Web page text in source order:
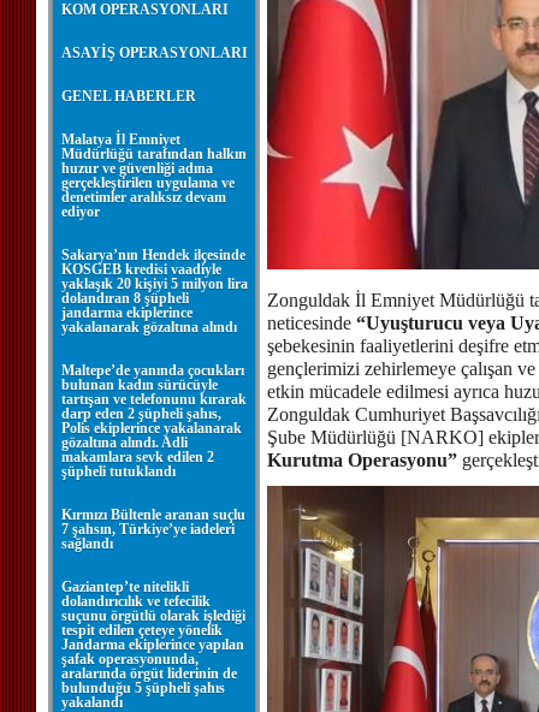
KOM OPERASYONLARI
ASAYİŞ OPERASYONLARI
GENEL HABERLER
Malatya İl Emniyet
Müdürlüğü tarafından halkın
huzur ve güvenliği adına
gerçekleştirilen uygulama ve
denetimler aralıksız devam
ediyor
Sakarya’nın Hendek ilçesinde
KOSGEB kredisi vaadiyle
yaklaşık 20 kişiyi 5 milyon lira
dolandıran 8 şüpheli
jandarma ekiplerince
yakalanarak gözaltına alındı
Maltepe’de yanında çocukları
bulunan kadın sürücüyle
tartışan ve telefonunu kırarak
darp eden 2 şüpheli şahıs,
Polis ekiplerince yakalanarak
gözaltına alındı. Adli
makamlara sevk edilen 2
şüpheli tutuklandı
Kırmızı Bültenle aranan suçlu
7 şahsın, Türkiye’ye iadeleri
sağlandı
Gaziantep’te nitelikli
dolandırıcılık ve tefecilik
suçunu örgütlü olarak işlediği
tespit edilen çeteye yönelik
Jandarma ekiplerince yapılan
şafak operasyonunda,
aralarında örgüt liderinin de
bulunduğu 5 şüpheli şahıs
yakalandı
Zonguldak İl Emniyet Müdürlüğü
neticesinde “Uyuşturucu veya
şebekesinin faaliyetlerini deşifre
gençlerimizi zehirlemeye çalışan ve
etkin mücadele edilmesi ayrıca
Zonguldak Cumhuriyet
Şube Müdürlüğü [NARKO]
Kurutma Operasyonu”